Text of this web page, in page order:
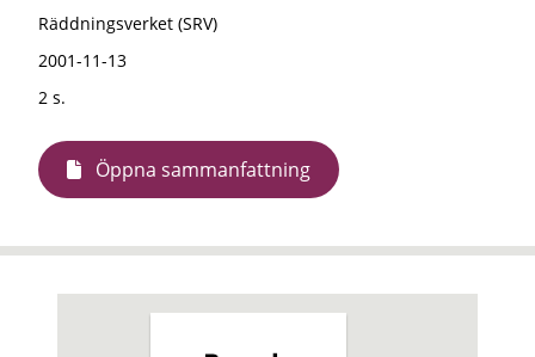
Räddningsverket (SRV)
2001-11-13
2 s.
Öppna sammanfattning